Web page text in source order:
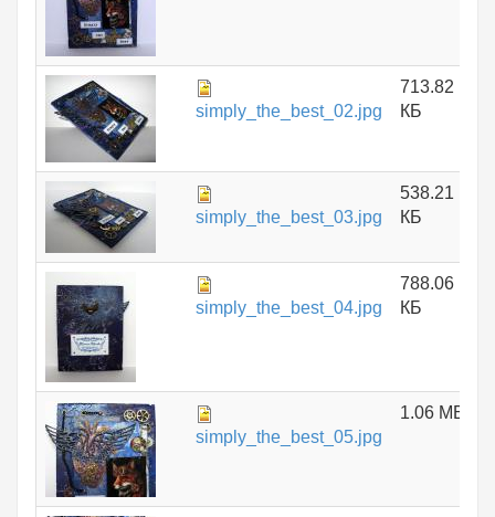
simply_the_best_02.jpg
713.82
КБ
simply_the_best_03.jpg
538.21
КБ
simply_the_best_04.jpg
788.06
КБ
simply_the_best_05.jpg
1.06 МБ